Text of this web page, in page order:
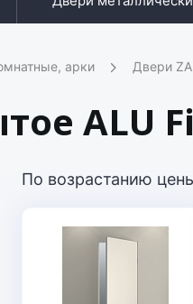
арки Двери
ALU
По возрастанию